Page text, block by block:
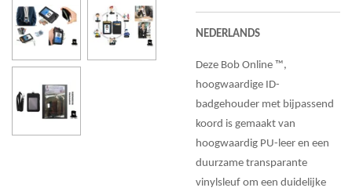
NEDERLANDS
Deze Bob Online ™,
hoogwaardige ID-
badgehouder met bijpassend
koord is gemaakt van
hoogwaardig PU-leer en een
duurzame transparante
vinylsleuf om een duidelijke